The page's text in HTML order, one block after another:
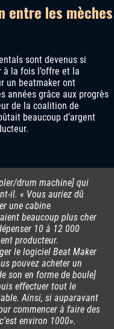
entre les mèches
sont devenus si
à la fois l’offre et la
un beatmaker ont
années grâce aux progrès
de la coalition de
beaucoup d’argent
drum machine] qui
il. « Vous auriez dû
une cabine
beaucoup plus cher
10 à 12 000
producteur.
le logiciel Beat Maker
pouvez acheter un
son en forme de boule]
effectuer tout le
Ainsi, si auparavant
commencer à faire des
environ 1000».